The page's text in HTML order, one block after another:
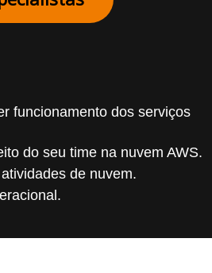
funcionamento dos serviços
do seu time na nuvem AWS.
de nuvem.